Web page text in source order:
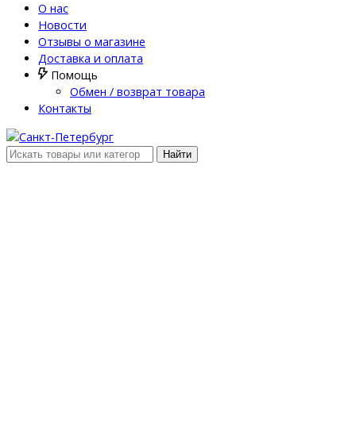
О нас
Новости
Отзывы о магазине
Доставка и оплата
Помощь
Обмен / возврат товара
Контакты
Найти